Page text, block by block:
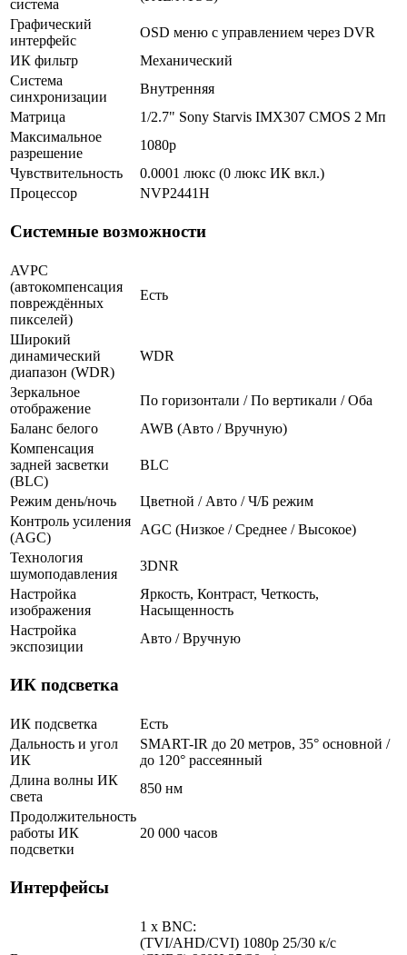
система
Графический
интерфейс
OSD меню с управлением через DVR
ИК фильтр
Механический
Система
синхронизации
Внутренняя
Матрица
1/2.7" Sony Starvis IMX307 CMOS 2 Мп
Максимальное
разрешение
1080p
Чувствительность
0.0001 люкс (0 люкс ИК вкл.)
Процессор
NVP2441H
Системные возможности
AVPC
(автокомпенсация
повреждённых
пикселей)
Есть
Широкий
динамический
диапазон (WDR)
WDR
Зеркальное
отображение
По горизонтали / По вертикали / Оба
Баланс белого
AWB (Авто / Вручную)
Компенсация
задней засветки
(BLC)
BLC
Режим день/ночь
Цветной / Авто / Ч/Б режим
Контроль усиления
(AGC)
AGC (Низкое / Среднее / Высокое)
Технология
шумоподавления
3DNR
Настройка
изображения
Яркость, Контраст, Четкость,
Насыщенность
Настройка
экспозиции
Авто / Вручную
ИК подсветка
ИК подсветка
Есть
Дальность и угол
ИК
SMART-IR до 20 метров, 35° основной /
до 120° рассеянный
Длина волны ИК
света
850 нм
Продолжительность
работы ИК
подсветки
20 000 часов
Интерфейсы
1 x BNC:
(TVI/AHD/CVI) 1080p 25/30 к/с